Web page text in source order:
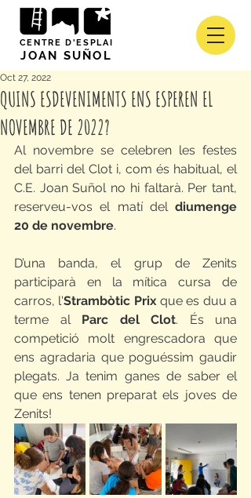
CENTRE D'ESPLAI
JOAN SUÑOL
QUINS ESDEVENIMENTS ENS ESPEREN EL
NOVEMBRE DE 2022?
Oct 27, 2022
Al novembre se celebren les festes
del barri del Clot i, com és habitual, el
C.E. Joan Suñol no hi faltarà. Per tant,
reserveu-vos el matí del diumenge
20 de novembre.
D’una banda, el grup de Zenits
participarà en la mítica cursa de
carros, l'Strambòtic Prix que es duu a
terme al Parc del Clot. És una
competició molt engrescadora que
ens agradaria que poguéssim gaudir
plegats. Ja tenim ganes de saber el
que ens tenen preparat els joves de
Zenits!